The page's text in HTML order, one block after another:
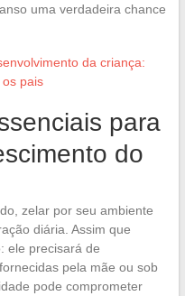
uma verdadeira chance
da criança:
pais
para
do
zelar por seu ambiente
diária. Assim que
ele precisará de
pela mãe ou sob
pode comprometer